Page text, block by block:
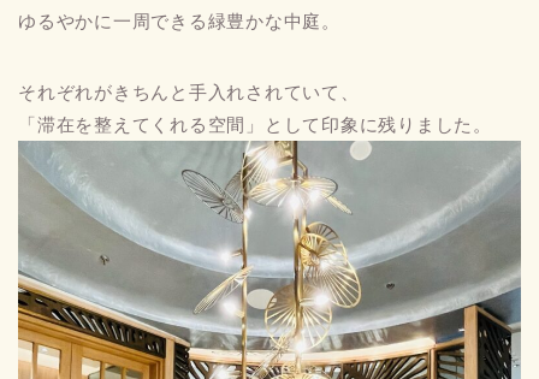
ゆるやかに一周できる緑豊かな中庭。
それぞれがきちんと手入れされていて、
「滞在を整えてくれる空間」として印象に残りました。